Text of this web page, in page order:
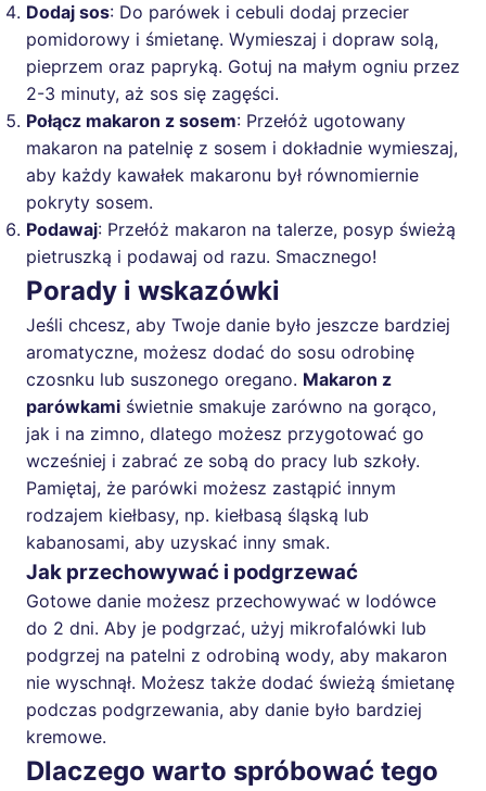
Dodaj sos: Do parówek i cebuli dodaj przecier
pomidorowy i śmietanę. Wymieszaj i dopraw solą,
pieprzem oraz papryką. Gotuj na małym ogniu przez
2-3 minuty, aż sos się zagęści.
Połącz makaron z sosem: Przełóż ugotowany
makaron na patelnię z sosem i dokładnie wymieszaj,
aby każdy kawałek makaronu był równomiernie
pokryty sosem.
Podawaj: Przełóż makaron na talerze, posyp świeżą
pietruszką i podawaj od razu. Smacznego!
Porady i wskazówki
Jeśli chcesz, aby Twoje danie było jeszcze bardziej
aromatyczne, możesz dodać do sosu odrobinę
czosnku lub suszonego oregano. Makaron z
parówkami świetnie smakuje zarówno na gorąco,
jak i na zimno, dlatego możesz przygotować go
wcześniej i zabrać ze sobą do pracy lub szkoły.
Pamiętaj, że parówki możesz zastąpić innym
rodzajem kiełbasy, np. kiełbasą śląską lub
kabanosami, aby uzyskać inny smak.
Jak przechowywać i podgrzewać
Gotowe danie możesz przechowywać w lodówce
do 2 dni. Aby je podgrzać, użyj mikrofalówki lub
podgrzej na patelni z odrobiną wody, aby makaron
nie wyschnął. Możesz także dodać świeżą śmietanę
podczas podgrzewania, aby danie było bardziej
kremowe.
Dlaczego warto spróbować tego